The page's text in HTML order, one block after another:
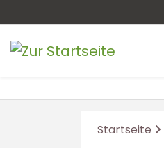
Startseite